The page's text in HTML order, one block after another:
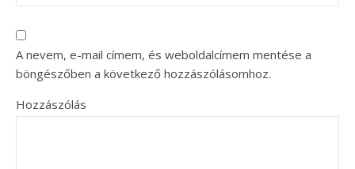
A nevem, e-mail címem, és weboldalcímem mentése a
böngészőben a következő hozzászólásomhoz.
Hozzászólás